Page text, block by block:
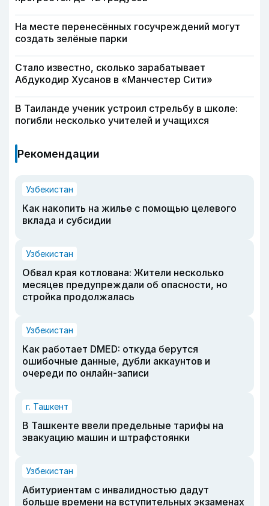
На месте перенесённых госучреждений могут
создать зелёные парки
Стало известно, сколько зарабатывает
Абдукодир Хусанов в «Манчестер Сити»
В Таиланде ученик устроил стрельбу в школе:
погибли несколько учителей и учащихся
Рекомендации
Узбекистан
Как накопить на жилье с помощью целевого
вклада и субсидии
Узбекистан
Обвал края котлована: Жители несколько
месяцев предупреждали об опасности, но
стройка продолжалась
Узбекистан
Как работает DMED: откуда берутся
ошибочные данные, дубли аккаунтов и
очереди по онлайн-записи
г. Ташкент
В Ташкенте ввели предельные тарифы на
эвакуацию машин и штрафстоянки
Узбекистан
Абитуриентам с инвалидностью дадут
больше времени на вступительных экзаменах